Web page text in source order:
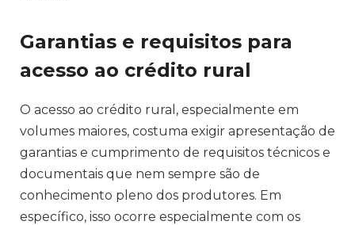
Garantias e requisitos para
acesso ao crédito rural
O acesso ao crédito rural, especialmente em
volumes maiores, costuma exigir apresentação de
garantias e cumprimento de requisitos técnicos e
documentais que nem sempre são de
conhecimento pleno dos produtores. Em
específico, isso ocorre especialmente com os